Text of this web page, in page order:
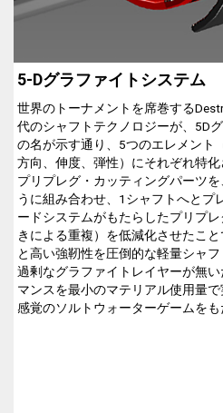
5-Dグラファイトシステム
世界のトーナメントを席巻する
代のシャフトテクノロジーが、5D
の名が示す通り、5つのエレメント
方向、伸度、弾性）にそれぞれ特
プリプレグ・カッティングパーツ
うに組み合わせ、1シャフトへとプ
ードシステムがもたらしたプリプ
きによる重複）を低減化させたこ
と高い強靭性を圧倒的な軽量シャ
過剰なグラファイトレイヤーが無
マンスを最小のマテリアル使用量
感覚のソルトウォーターゲームをも